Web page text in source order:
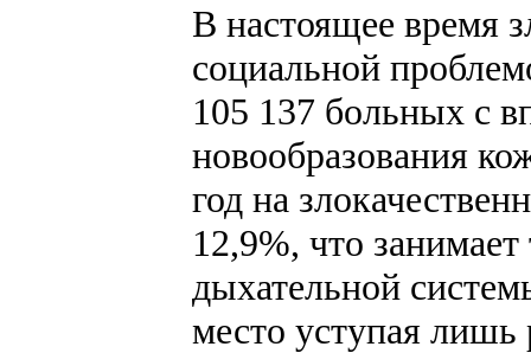
В настоящее время
социальной
105 137 больных с
новообразования
год на
12,9%, что
дыхательной
место уступая